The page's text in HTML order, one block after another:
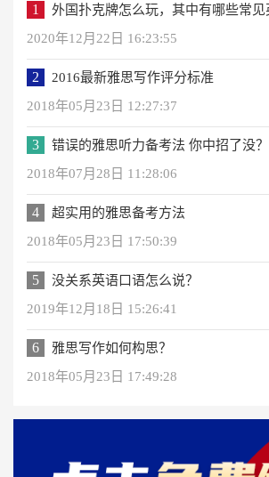
1
外国扑克牌怎么玩，其中有哪些常见
2020年12月22日 16:23:55
2
2016最新雅思写作评分标准
2018年05月23日 12:27:37
3
错误的雅思听力备考法 你中招了没？
2018年07月28日 11:28:06
4
超实用的雅思备考方法
2018年05月23日 17:50:39
5
没关系英语口语怎么说？
2019年12月18日 15:26:41
6
雅思写作如何构思？
2018年05月23日 17:49:28